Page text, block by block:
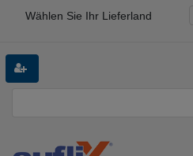
Wählen Sie Ihr Lieferland